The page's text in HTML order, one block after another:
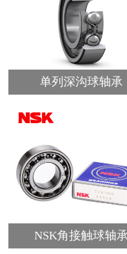
单列深沟球轴承
NSK角接触球轴承